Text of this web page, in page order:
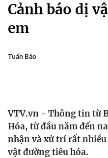
Chuyên mục
Chính trị
Y tế
Thế giới
Pháp luật
Văn hóa - Giải trí
Giáo dục
Cảnh báo dị
em
Tuấn Bảo
VTV.vn - Thông tin từ
Hóa, từ đầu năm đến
nhận và xử trí rất
vật đường tiêu hóa.